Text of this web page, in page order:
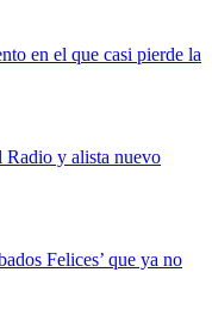
en el que casi pierde la
Radio y alista nuevo
Felices’ que ya no